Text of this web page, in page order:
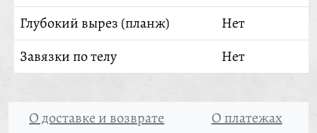
Глубокий вырез (планж)
Нет
Завязки по телу
Нет
О доставке и возврате
О платежах